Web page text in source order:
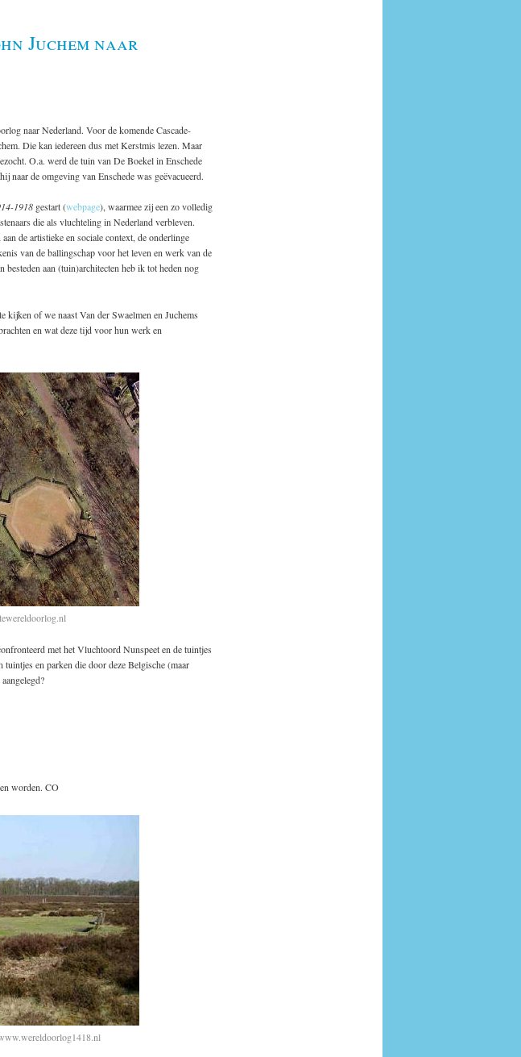
Juchem naar
naar Nederland. Voor de komende Cascade-
Die kan iedereen dus met Kerstmis lezen. Maar
O.a. werd de tuin van De Boekel in Enschede
naar de omgeving van Enschede was geëvacueerd.
1918gestart (webpage), waarmee zij een zo volledig
die als vluchteling in Nederland verbleven.
de artistieke en sociale context, de onderlinge
van de ballingschap voor het leven en werk van de
aan (tuin)architecten heb ik tot heden nog
kijken of we naast Van der Swaelmen en Juchems
en wat deze tijd voor hun werk en
met het Vluchtoord Nunspeet en de tuintjes
en parken die door deze Belgische (maar
worden. CO